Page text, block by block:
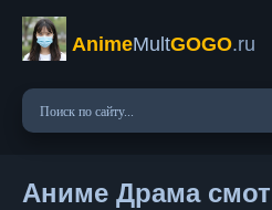
AnimeMultGOGO.ru
Аниме Драма